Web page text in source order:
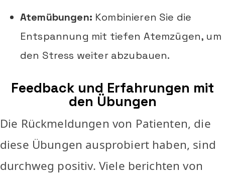
Atemübungen: Kombinieren Sie die
Entspannung mit tiefen Atemzügen, um
den Stress weiter abzubauen.
Feedback und Erfahrungen mit
den Übungen
Die Rückmeldungen von Patienten, die
diese Übungen ausprobiert haben, sind
durchweg positiv. Viele berichten von